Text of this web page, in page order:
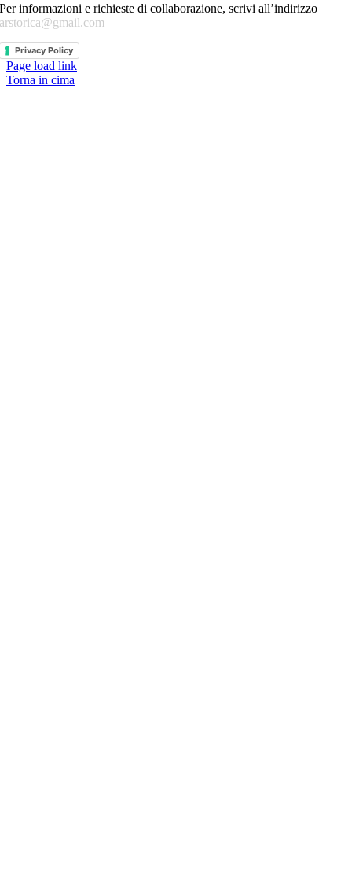
Per informazioni e richieste di collaborazione, scrivi all’indirizzo
arstorica@gmail.com
Privacy Policy
Page load link
Torna in cima